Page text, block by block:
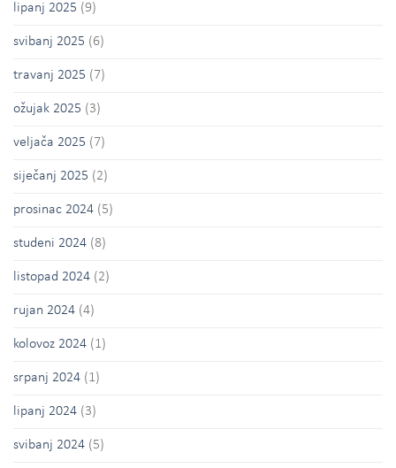
lipanj 2025 (9)
svibanj 2025 (6)
travanj 2025 (7)
ožujak 2025 (3)
veljača 2025 (7)
siječanj 2025 (2)
prosinac 2024 (5)
studeni 2024 (8)
listopad 2024 (2)
rujan 2024 (4)
kolovoz 2024 (1)
srpanj 2024 (1)
lipanj 2024 (3)
svibanj 2024 (5)